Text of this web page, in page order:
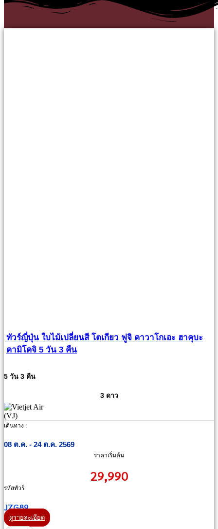
ทัวร์ญี่ปุ่น ใบไม้เปลี่ยนสี โตเกียว ฟูจิ คาวาโกเอะ ฮาคุบะ
คามิโคจิ 5 วัน 3 คืน
5 วัน 3 คืน
3 ดาว
เดินทาง :
08 ต.ค. - 24 ต.ค. 2569
ราคาเริ่มต้น
29,990
รหัสทัวร์
JZG89
ดูรายละเอียด